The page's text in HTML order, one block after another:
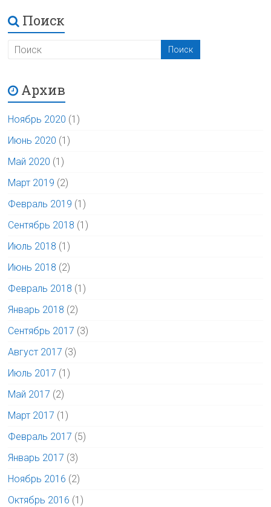
Поиск
Архив
Ноябрь 2020 (1)
Июнь 2020 (1)
Май 2020 (1)
Март 2019 (2)
Февраль 2019 (1)
Сентябрь 2018 (1)
Июль 2018 (1)
Июнь 2018 (2)
Февраль 2018 (1)
Январь 2018 (2)
Сентябрь 2017 (3)
Август 2017 (3)
Июль 2017 (1)
Май 2017 (2)
Март 2017 (1)
Февраль 2017 (5)
Январь 2017 (3)
Ноябрь 2016 (2)
Октябрь 2016 (1)